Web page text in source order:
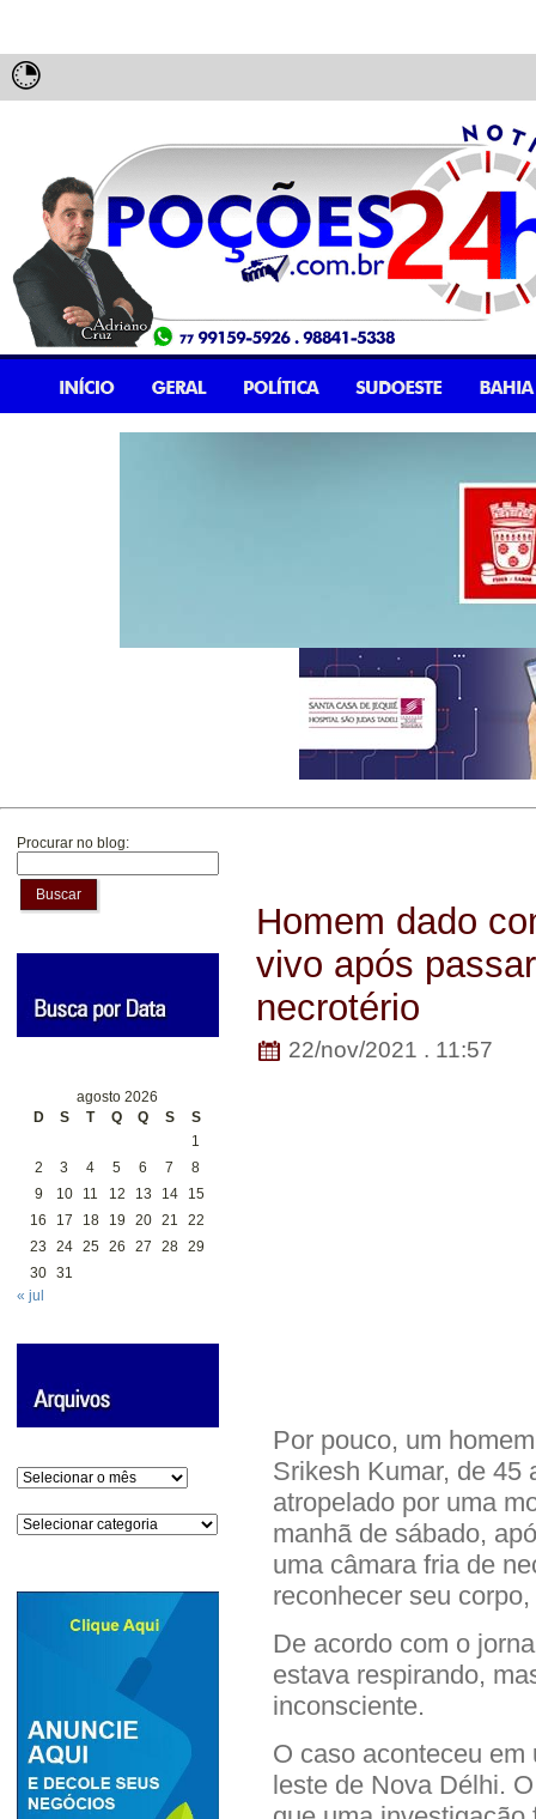
Procurar no blog:
Buscar
agosto 2026
D
S T Q Q S
S
1
2
3 4 5 6 7
8
9
10 11 12 13 14
15
16
17 18 19 20 21
22
23
24 25 26 27 28 29
30 31
« jul
Arquivos
Categorias
Homem dado
vivo após
necrotério
22/nov/2021 . 11:57
Por pouco, um
Srikesh Kumar, de 45
atropelado por uma
manhã de sábado,
uma câmara fria de
reconhecer seu
De acordo com o
estava respirando,
inconsciente.
O caso aconteceu
leste de Nova Délhi.